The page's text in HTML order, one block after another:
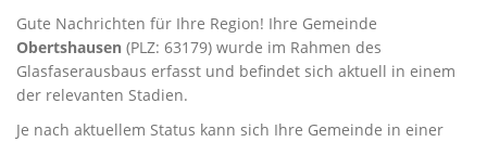
Gute Nachrichten für Ihre Region! Ihre Gemeinde
Obertshausen (PLZ: 63179) wurde im Rahmen des
Glasfaserausbaus erfasst und befindet sich aktuell in einem
der relevanten Stadien.
Je nach aktuellem Status kann sich Ihre Gemeinde in einer